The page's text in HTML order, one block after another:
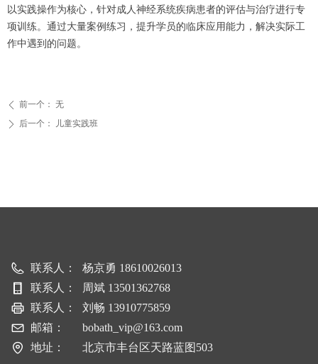
ꄴ 前一个： 无
以实践操作为核心，针对成人神经系统疾病患者的评估与治疗进行专
项训练。通过大量案例练习，提升学员的临床应用能力，解决实际工
作中遇到的问题。
ꄲ 后一个： 儿童实践班
联系人：
杨京勇 18610026013
联系人：
周斌 13501362768
联系人：
刘畅 13910775859
邮箱：
bobath_vip@163.com
地址：
北京市丰台区天路蓝图503